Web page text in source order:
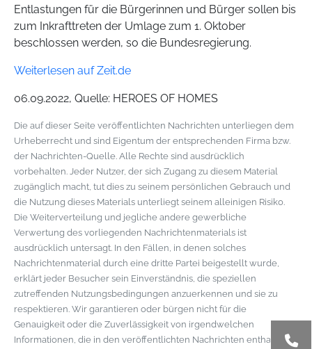
Entlastungen für die Bürgerinnen und Bürger sollen bis
zum Inkrafttreten der Umlage zum 1. Oktober
beschlossen werden, so die Bundesregierung.
Weiterlesen auf Zeit.de
06.09.2022, Quelle: HEROES OF HOMES
Die auf dieser Seite veröffentlichten Nachrichten unterliegen dem
Urheberrecht und sind Eigentum der entsprechenden Firma bzw.
der Nachrichten-Quelle. Alle Rechte sind ausdrücklich
vorbehalten. Jeder Nutzer, der sich Zugang zu diesem Material
zugänglich macht, tut dies zu seinem persönlichen Gebrauch und
die Nutzung dieses Materials unterliegt seinem alleinigen Risiko.
Die Weiterverteilung und jegliche andere gewerbliche
Verwertung des vorliegenden Nachrichtenmaterials ist
ausdrücklich untersagt. In den Fällen, in denen solches
Nachrichtenmaterial durch eine dritte Partei beigestellt wurde,
erklärt jeder Besucher sein Einverständnis, die speziellen
zutreffenden Nutzungsbedingungen anzuerkennen und sie zu
respektieren. Wir garantieren oder bürgen nicht für die
Genauigkeit oder die Zuverlässigkeit von irgendwelchen
Informationen, die in den veröffentlichten Nachrichten enthalten